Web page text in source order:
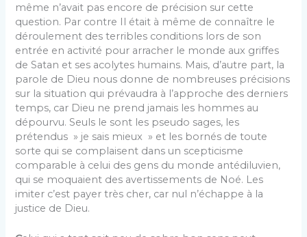
même n’avait pas encore de précision sur cette
question. Par contre Il était à même de connaître le
déroulement des terribles conditions lors de son
entrée en activité pour arracher le monde aux griffes
de Satan et ses acolytes humains. Mais, d’autre part, la
parole de Dieu nous donne de nombreuses précisions
sur la situation qui prévaudra à l’approche des derniers
temps, car Dieu ne prend jamais les hommes au
dépourvu. Seuls le sont les pseudo sages, les
prétendus » je sais mieux » et les bornés de toute
sorte qui se complaisent dans un scepticisme
comparable à celui des gens du monde antédiluvien,
qui se moquaient des avertissements de Noé. Les
imiter c’est payer très cher, car nul n’échappe à la
justice de Dieu.